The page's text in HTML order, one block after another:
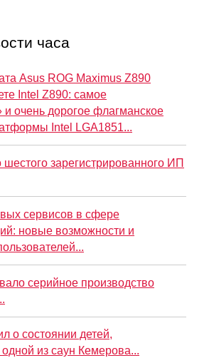
часа
Asus ROG Maximus Z890
Intel Z890: самое
и очень дорогое флагманское
Intel LGA1851...
шестого зарегистрированного ИП
сервисов в сфере
новые возможности и
серийное производство
о состоянии детей,
из саун Кемерова...